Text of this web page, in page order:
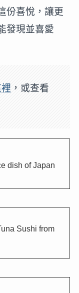
份喜悅，讓更
現並喜愛
，或查看
dish of Japan
Sushi from